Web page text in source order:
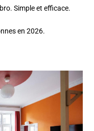
Simple et efficace.
en 2026.